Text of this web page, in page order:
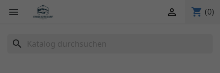
 shopping_cart (0)

search